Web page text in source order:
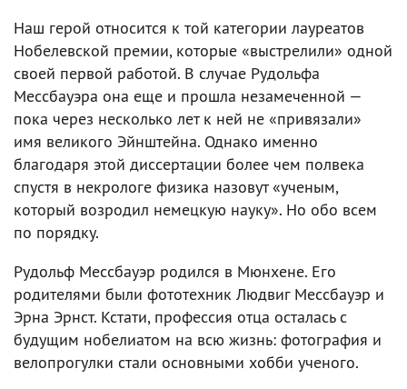
Наш герой относится к той категории лауреатов
Нобелевской премии, которые «выстрелили» одной
своей первой работой. В случае Рудольфа
Мессбауэра она еще и прошла незамеченной —
пока через несколько лет к ней не «привязали»
имя великого Эйнштейна. Однако именно
благодаря этой диссертации более чем полвека
спустя в некрологе физика назовут «ученым,
который возродил немецкую науку». Но обо всем
по порядку.
Рудольф Мессбауэр родился в Мюнхене. Его
родителями были фототехник Людвиг Мессбауэр и
Эрна Эрнст. Кстати, профессия отца осталась с
будущим нобелиатом на всю жизнь: фотография и
велопрогулки стали основными хобби ученого.